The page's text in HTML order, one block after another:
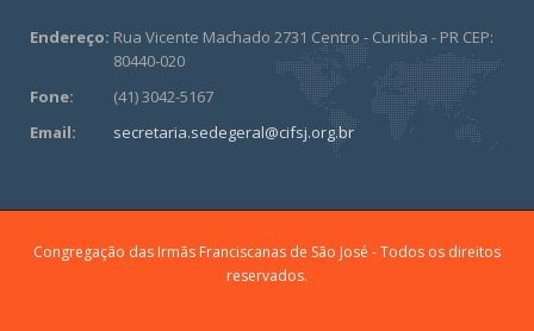
Endereço: Rua Vicente Machado 2731 Centro - Curitiba - PR CEP:
80440-020
Fone:
(41) 3042-5167
Email:
secretaria.sedegeral@cifsj.org.br
Congregação das Irmãs Franciscanas de São José - Todos os direitos
reservados.